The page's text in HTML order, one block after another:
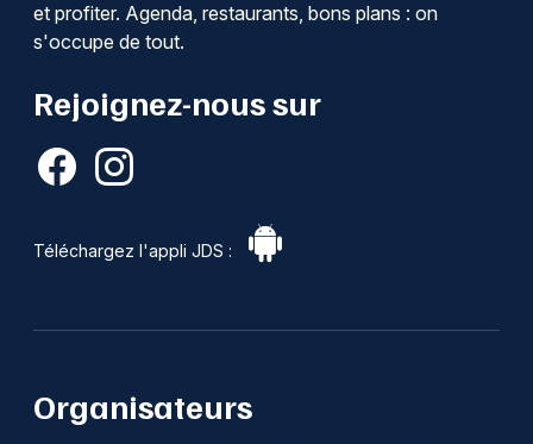
et profiter. Agenda, restaurants, bons plans : on
s'occupe de tout.
Rejoignez-nous sur
Téléchargez l'appli JDS :
Organisateurs